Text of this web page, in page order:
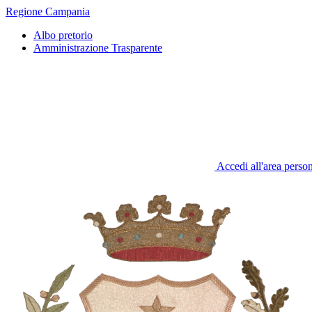
Regione Campania
Albo pretorio
Amministrazione Trasparente
Accedi all'area